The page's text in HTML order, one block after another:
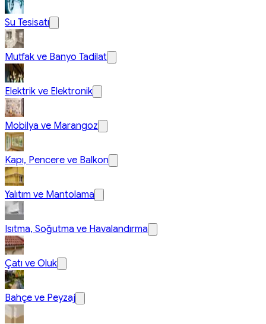
Su Tesisatı
Mutfak ve Banyo Tadilat
Elektrik ve Elektronik
Mobilya ve Marangoz
Kapı, Pencere ve Balkon
Yalıtım ve Mantolama
Isıtma, Soğutma ve Havalandırma
Çatı ve Oluk
Bahçe ve Peyzaj